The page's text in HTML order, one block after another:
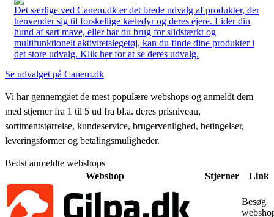
Det særlige ved Canem.dk er det brede udvalg af produkter, der
henvender sig til forskellige kæledyr og deres ejere. Lider din
hund af sart mave, eller har du brug for slidstærkt og
multifunktionelt aktivitetslegetøj, kan du finde dine produkter i
det store udvalg. Klik her for at se deres udvalg.
Se udvalget på Canem.dk
Vi har gennemgået de mest populære webshops og anmeldt dem
med stjerner fra 1 til 5 ud fra bl.a. deres prisniveau,
sortimentstørrelse, kundeservice, brugervenlighed, betingelser,
leveringsformer og betalingsmuligheder.
Bedst anmeldte webshops
Webshop
Stjerner Link
Besøg